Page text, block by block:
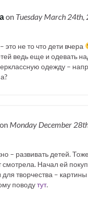
on Tuesday March 24th,
это не то что дети вчера
ведь еще и одевать
одежду –
on Monday December
– развивать детей.
смотрела. Начал ей
творчества –
поводутут.